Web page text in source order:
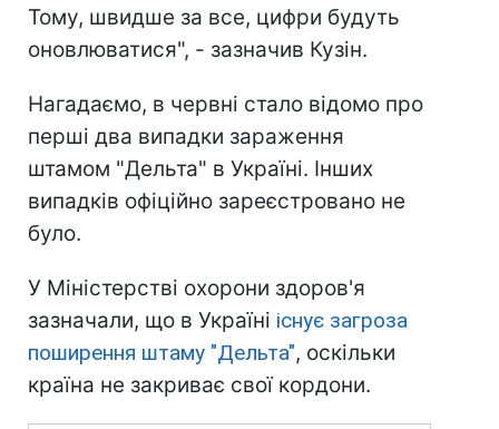
Тому, швидше за все, цифри будуть
оновлюватися", - зазначив Кузін.
Нагадаємо, в червні стало відомо про
перші два випадки зараження
штамом "Дельта" в Україні. Інших
випадків офіційно зареєстровано не
було.
У Міністерстві охорони здоров'я
зазначали, що в Україні існує загроза
поширення штаму "Дельта", оскільки
країна не закриває свої кордони.